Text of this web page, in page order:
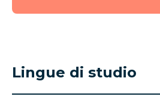
Lingue di studio